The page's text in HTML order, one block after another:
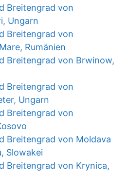
Breitengrad von
Ungarn
Breitengrad von
Rumänien
Breitengrad von Brwinow,
Breitengrad von
Ungarn
Breitengrad von
Breitengrad von Moldava
Slowakei
Breitengrad von Krynica,